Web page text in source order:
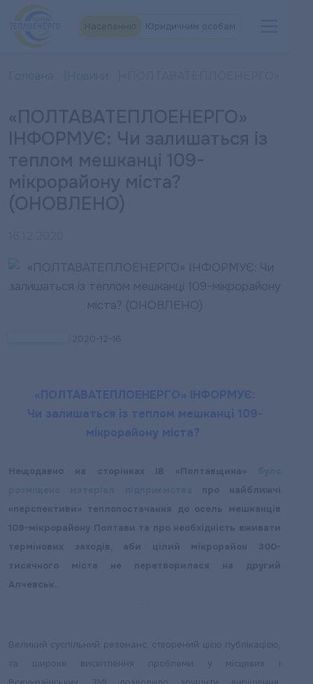
Юридичним особам
«ПОЛТАВАТЕПЛОЕНЕРГО»
ІНФОРМУЄ: Чи залишаться із
теплом мешканці 109-
мікрорайону міста?
(ОНОВЛЕНО)
2020-12-16
«ПОЛТАВАТЕПЛОЕНЕРГО» ІНФОРМУЄ:
Чи залишаться із теплом мешканці 109-
мікрорайону міста?
Нещодавно на сторінках ІВ «Полтавщина»
про найближчі
«перспективи» теплопостачання до осель мешканців
109-мікрорайону Полтави та про необхідність вживати
термінових заходів, аби цілий мікрорайон 300-
тисячного міста не перетворилася на другий
Алчевськ.
Великий суспільний резонанс, створений цією публікацією,
та широке висвітлення проблеми у місцевих і